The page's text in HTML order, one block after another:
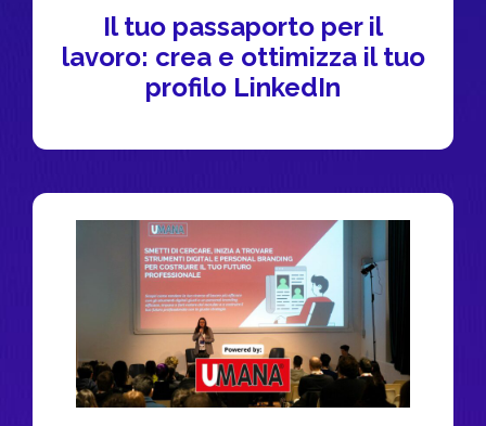
Il tuo passaporto per il
lavoro: crea e ottimizza il tuo
profilo LinkedIn​